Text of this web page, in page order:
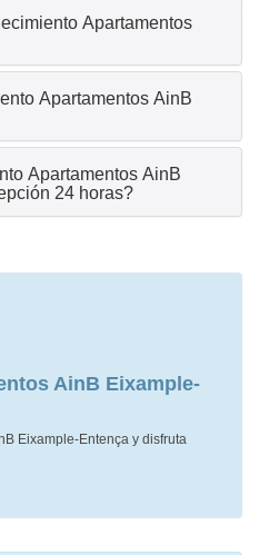
Apartamentos
Apartamentos AinB
Apartamentos AinB
24 horas?
AinB Eixample-
Eixample-Entença y disfruta